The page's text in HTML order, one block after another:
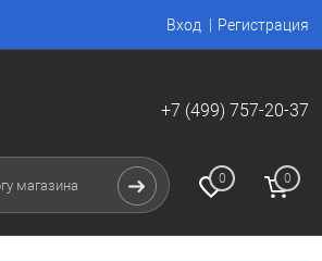
Вход Регистрация
+7 (499) 757-20-37
0 0